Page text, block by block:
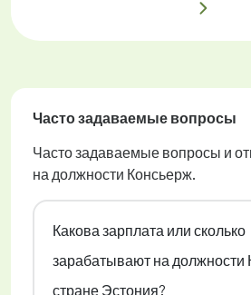
Часто задаваемые вопросы
Часто задаваемые вопросы и
на должности Консьерж.
Какова зарплата или сколько
зарабатывают на должности
стране Эстония?